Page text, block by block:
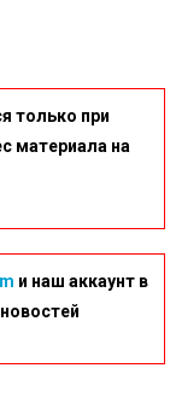
только при
материала на
и наш аккаунт в